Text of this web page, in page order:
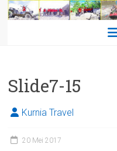
Slide7-15
Kurnia Travel
20 Mei 2017